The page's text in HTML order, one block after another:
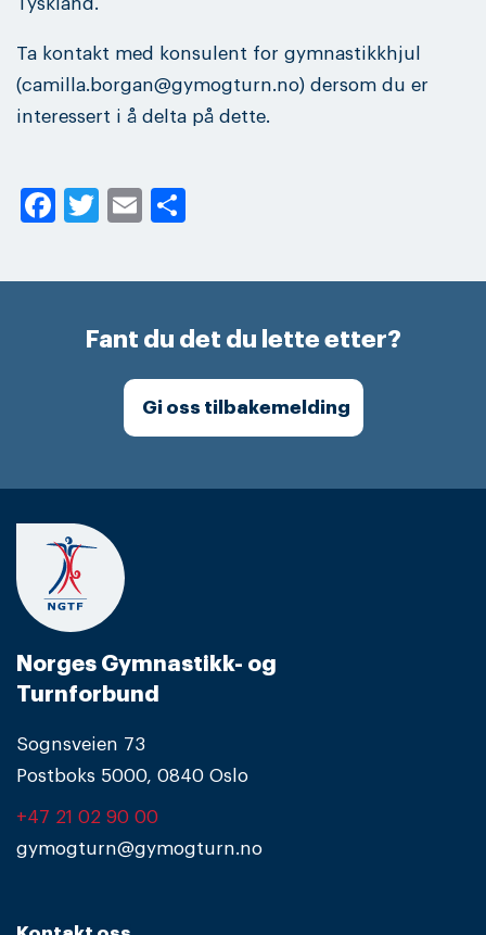
Ta kontakt med konsulent for gymnastikkhjul
(camilla.borgan@gymogturn.no) dersom du er
interessert i å delta på dette.
Facebook
Twitter
Email
Fant du det du lette etter?
Gi oss tilbakemelding
Norges Gymnastikk- og
Turnforbund
Sognsveien 73
Postboks 5000, 0840 Oslo
+47 21 02 90 00
gymogturn@gymogturn.no